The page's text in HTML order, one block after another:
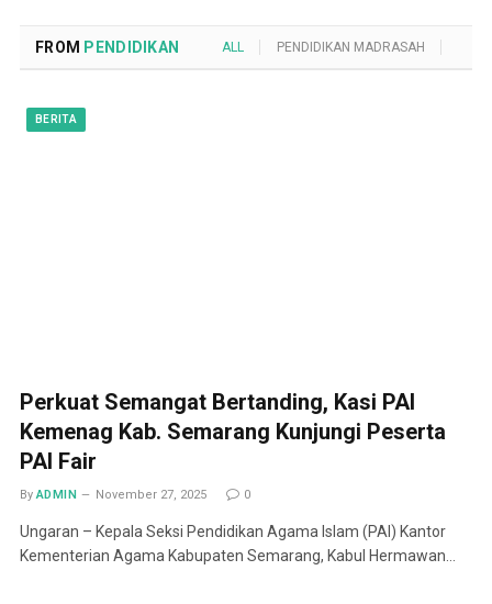
FROM PENDIDIKAN ALL PENDIDIKAN MADRASAH
BERITA
Perkuat Semangat Bertanding, Kasi PAI
Kemenag Kab. Semarang Kunjungi Peserta
PAI Fair
By ADMIN November 27, 2025 0
Ungaran – Kepala Seksi Pendidikan Agama Islam (PAI) Kantor
Kementerian Agama Kabupaten Semarang, Kabul Hermawan…